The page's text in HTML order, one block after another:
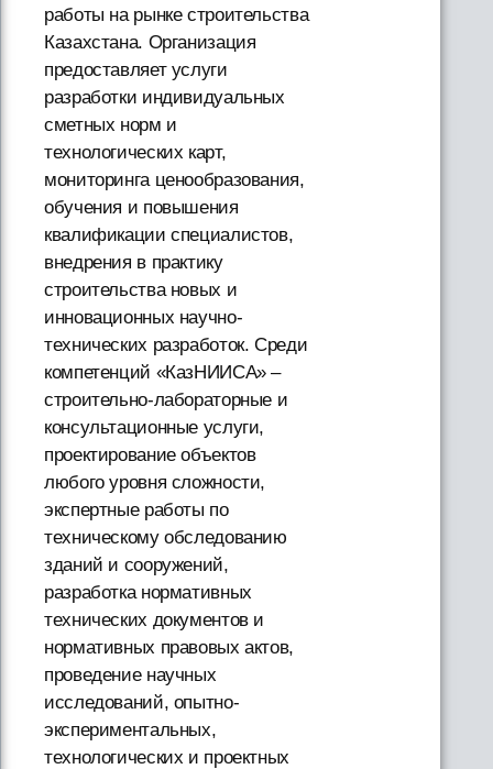
работы на рынке строительства
Казахстана. Организация
предоставляет услуги
разработки индивидуальных
сметных норм и
технологических карт,
мониторинга ценообразования,
обучения и повышения
квалификации специалистов,
внедрения в практику
строительства новых и
инновационных научно-
технических разработок. Среди
компетенций «КазНИИСА» –
строительно-лабораторные и
консультационные услуги,
проектирование объектов
любого уровня сложности,
экспертные работы по
техническому обследованию
зданий и сооружений,
разработка нормативных
технических документов и
нормативных правовых актов,
проведение научных
исследований, опытно-
экспериментальных,
технологических и проектных